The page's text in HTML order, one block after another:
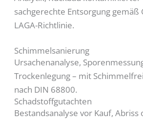
sachgerechte Entsorgung gemäß
LAGA-Richtlinie.
Schimmelsanierung
Ursachenanalyse,
Trockenlegung – mit
nach DIN 68800.
Schadstoffgutachten
Bestandsanalyse vor Kauf, Abriss